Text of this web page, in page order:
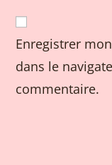
Enregistrer
dans le
commentaire.